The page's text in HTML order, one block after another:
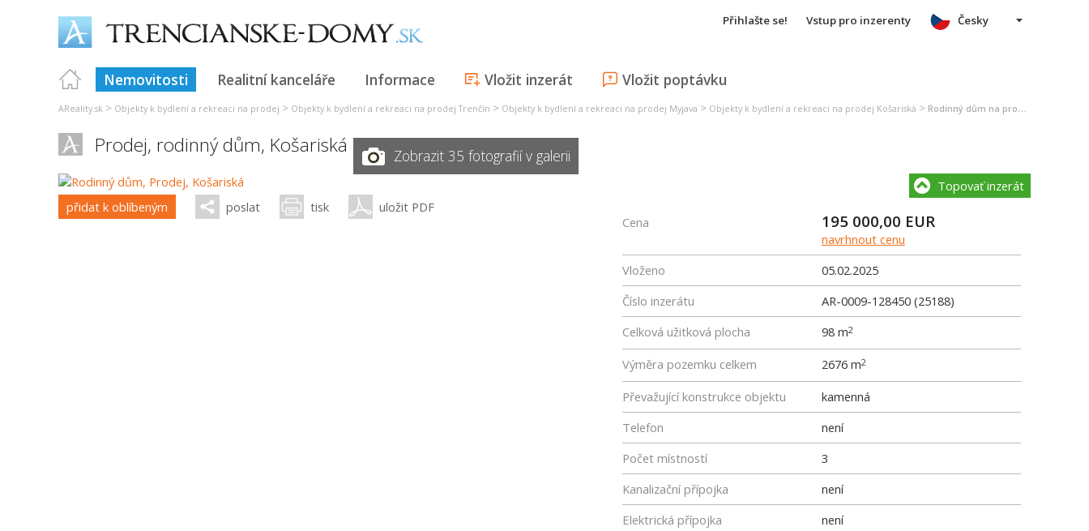
Přihlašte se! Vstup pro inzerenty
Nemovitosti Realitní kanceláře Informace Vložit inzerát Vložit poptávku
Česky
AReality.sk > Objekty k bydlení a rekreaci na prodej > Objekty k bydlení a rekreaci na prodej Trenčín > Objekty k bydlení a rekreaci na prodej Myjava > Objekty k bydlení a rekreaci na prodej Košariská > Rodinný dům na prodej Košariská
Prodej, rodinný dům, Košariská Zobrazit 35 fotografií v galerii
přidat k oblíbeným poslat tisk uložit PDF
Topovať inzerát
Cena 195 000,00 EUR
navrhnout cenu
Vloženo
05.02.2025
Číslo inzerátu
AR-0009-128450 (25188)
Celková užitková plocha
98 m2
Výměra pozemku celkem 2676 m2
Převažující konstrukce objektu
kamenná
Telefon
není
Počet místností
3
Kanalizační přípojka
není
Elektrická přípojka
není